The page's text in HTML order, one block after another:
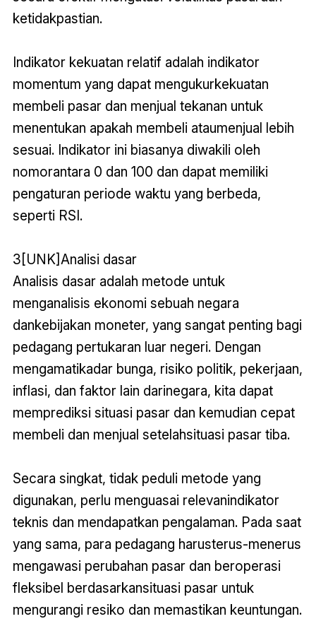
ketidakpastian.
Indikator kekuatan relatif adalah indikator
momentum yang dapat mengukurkekuatan
membeli pasar dan menjual tekanan untuk
menentukan apakah membeli ataumenjual lebih
sesuai. Indikator ini biasanya diwakili oleh
nomorantara 0 dan 100 dan dapat memiliki
pengaturan periode waktu yang berbeda,
seperti RSI.
3[UNK]Analisi dasar
Analisis dasar adalah metode untuk
menganalisis ekonomi sebuah negara
dankebijakan moneter, yang sangat penting bagi
pedagang pertukaran luar negeri. Dengan
mengamatikadar bunga, risiko politik, pekerjaan,
inflasi, dan faktor lain darinegara, kita dapat
memprediksi situasi pasar dan kemudian cepat
membeli dan menjual setelahsituasi pasar tiba.
Secara singkat, tidak peduli metode yang
digunakan, perlu menguasai relevanindikator
teknis dan mendapatkan pengalaman. Pada saat
yang sama, para pedagang harusterus-menerus
mengawasi perubahan pasar dan beroperasi
fleksibel berdasarkansituasi pasar untuk
mengurangi resiko dan memastikan keuntungan.